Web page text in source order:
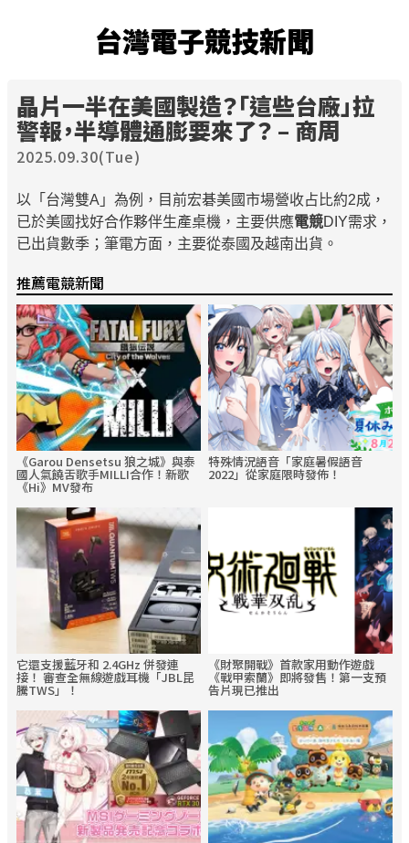
台灣電子競技新聞
晶片一半在美國製造？「這些台廠」拉
警報，半導體通膨要來了？ – 商周
2025.09.30(Tue)
以「台灣雙A」為例，目前宏碁美國市場營收占比約2成，
已於美國找好合作夥伴生產桌機，主要供應電競DIY需求，
已出貨數季；筆電方面，主要從泰國及越南出貨。
推薦電競新聞
《Garou Densetsu 狼之城》與泰
國人氣饒舌歌手MILLI合作！新歌
《Hi》MV發布
特殊情況語音「家庭暑假語音
2022」從家庭限時發佈！
它還支援藍牙和 2.4GHz 併發連
接！ 審查全無線遊戲耳機「JBL昆
騰TWS」！
《財聚開戰》首款家用動作遊戲
《戰甲索蘭》即將發售！第一支預
告片現已推出